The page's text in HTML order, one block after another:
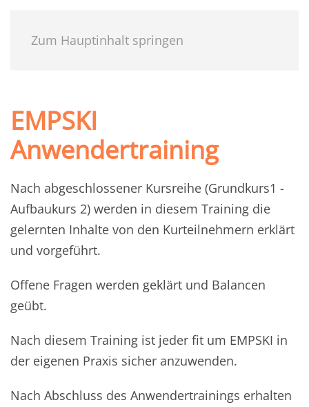
Zum Hauptinhalt springen
EMPSKI
Anwendertraining
Nach abgeschlossener Kursreihe (Grundkurs1 -
Aufbaukurs 2) werden in diesem Training die
gelernten Inhalte von den Kurteilnehmern erklärt
und vorgeführt.
Offene Fragen werden geklärt und Balancen
geübt.
Nach diesem Training ist jeder fit um EMPSKI in
der eigenen Praxis sicher anzuwenden.
Nach Abschluss des Anwendertrainings erhalten